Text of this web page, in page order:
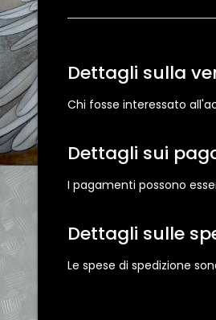
Dettagli sulla
Chi fosse interessato
Dettagli sui
I pagamenti possono
Dettagli sulle
Le spese di spedizione